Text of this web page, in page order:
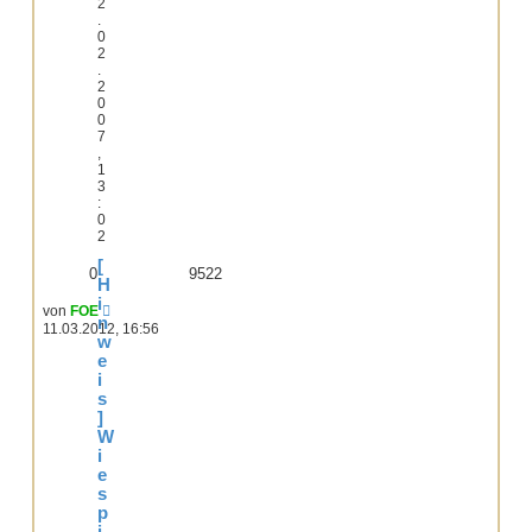
0
2
2
0
0
7
1
3
:
0
2
[
H
i
n
w
e
i
s
]
W
i
e
s
p
0 9522
vonFOE
11.03.2012, 16:56